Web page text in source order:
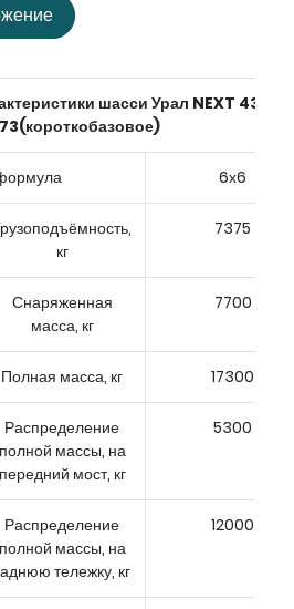
шасси Урал NEXT 4320-
73(короткобазовое)
6х6
кг
7375
Снаряженная
масса, кг
7700
Полная масса, кг 17300
Распределение
полной массы, на
передний мост, кг
5300
Распределение
полной массы, на
тележку, кг
12000